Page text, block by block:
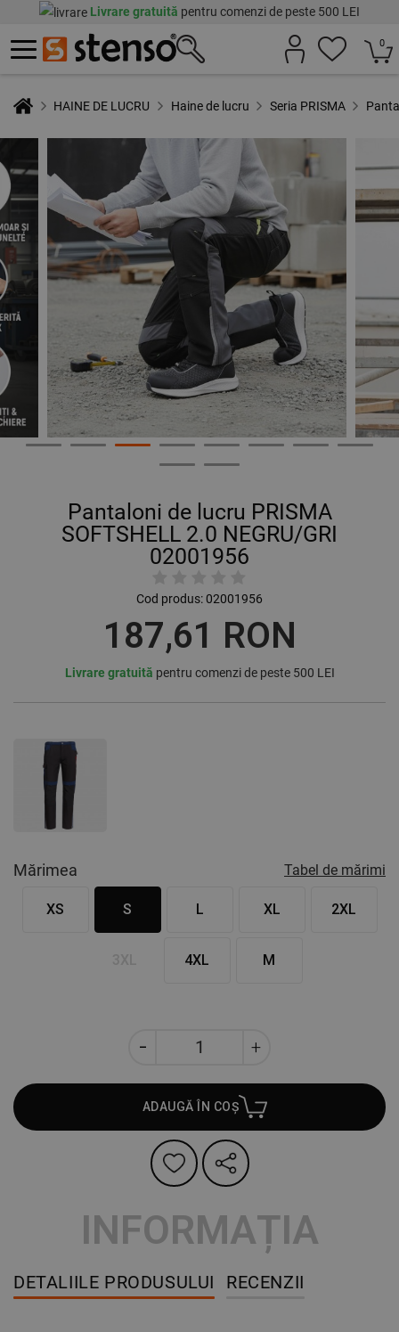
Livrare gratuită pentru comenzi de peste 500 LEI
0
HAINE DE LUCRU Haine de lucru Seria PRISMA
Pantaloni de lucru PRISMA
SOFTSHELL 2.0 NEGRU/GRI
02001956
Cod produs:02001956
187,61 RON
Livrare gratuită pentru comenzi de peste 500 LEI
Mărimea Tabel de mărimi
XS S L XL 2XL
4XL M
ADAUGĂ ÎN COȘ
INFORMAȚIA
DETALIILE PRODUSULUI RECENZII